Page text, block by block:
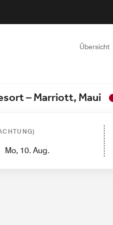
Übersicht
– Marriott, Maui
Mo, 10. Aug.
Services